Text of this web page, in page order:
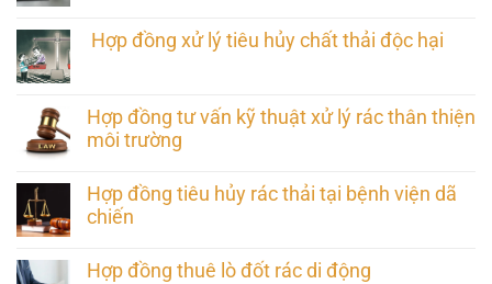
Hợp đồng xử lý tiêu hủy chất thải độc hại
Hợp đồng tư vấn kỹ thuật xử lý rác thân thiện
môi trường
Hợp đồng tiêu hủy rác thải tại bệnh viện dã
chiến
Hợp đồng thuê lò đốt rác di động